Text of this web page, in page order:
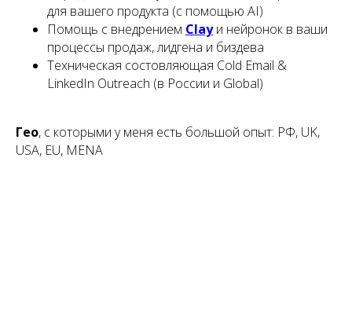
для вашего продукта (с помощью AI)
Помощь с внедрением Clayи нейронок в ваши
процессы продаж, лидгена и биздева
Техническая состовляющая Cold Email &
LinkedIn Outreach (в России и Global)
Гео, с которыми у меня есть большой опыт: РФ, UK,
USA, EU, MENA